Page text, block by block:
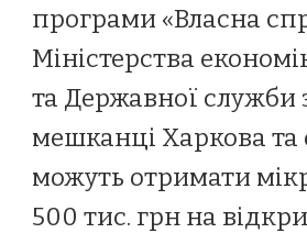
програми «Власна
Міністерства
та Державної служби
мешканці Харкова та
можуть отримати
500 тис. грн на